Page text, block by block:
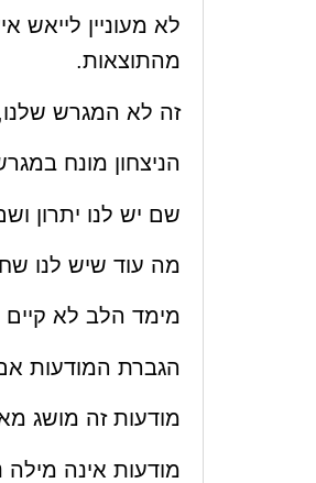
לא מעוניין לייאש
מהתוצאות.
זה לא המגרש
הניצחון מונח
שם יש לנו יתרון
מה עוד שיש לנו
מימד הלב לא
הגברת המודעות
מודעות זה מושג
מודעות אינה מילה